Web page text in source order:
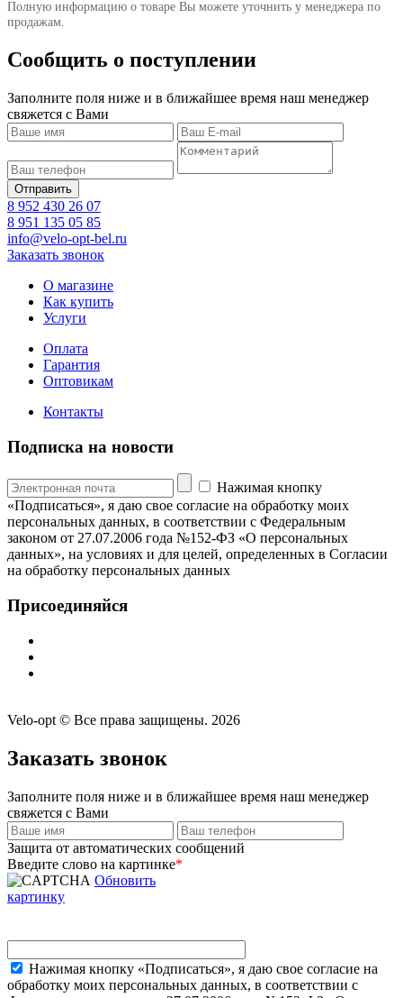
Полную информацию о товаре Вы можете уточнить у менеджера по
продажам.
Сообщить о поступлении
Заполните поля ниже и в ближайшее время наш менеджер
свяжется с Вами
8 952 430 26 07
8 951 135 05 85
info@velo-opt-bel.ru
Заказать звонок
О магазине
Как купить
Услуги
Оплата
Гарантия
Оптовикам
Контакты
Подписка на новости
Нажимая кнопку
«Подписаться», я даю свое согласие на обработку моих
персональных данных, в соответствии с Федеральным
законом от 27.07.2006 года №152-ФЗ «О персональных
данных», на условиях и для целей, определенных в Согласии
на обработку персональных данных
Присоединяйся
Velo-opt © Все права защищены. 2026
Заказать звонок
Заполните поля ниже и в ближайшее время наш менеджер
свяжется с Вами
Защита от автоматических сообщений
Введите слово на картинке*
Обновить
картинку
Нажимая кнопку «Подписаться», я даю свое согласие на
обработку моих персональных данных, в соответствии с